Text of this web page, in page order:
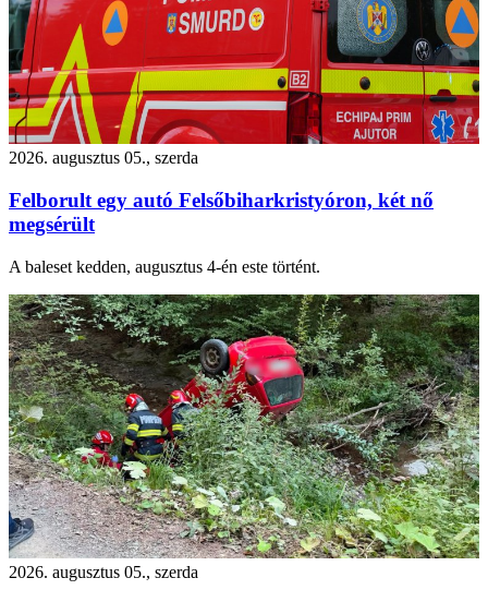
2026. augusztus 05., szerda
Felborult egy autó Felsőbiharkristyóron, két nő
megsérült
A baleset kedden, augusztus 4-én este történt.
2026. augusztus 05., szerda